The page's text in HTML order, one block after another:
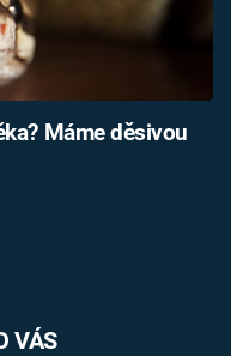
Máme děsivou
VÁS